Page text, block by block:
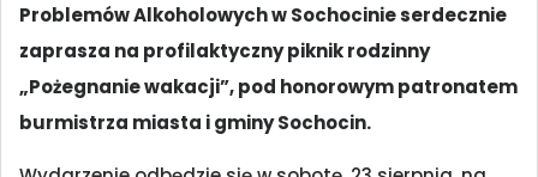
Problemów Alkoholowych w Sochocinie serdecznie
zaprasza na profilaktyczny piknik rodzinny
„Pożegnanie wakacji”, pod honorowym patronatem
burmistrza miasta i gminy Sochocin.